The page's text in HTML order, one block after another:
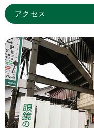
アクセス